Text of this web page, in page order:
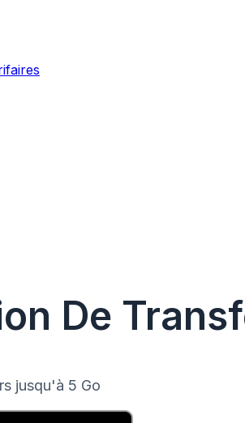
De
jusqu'à 5 Go